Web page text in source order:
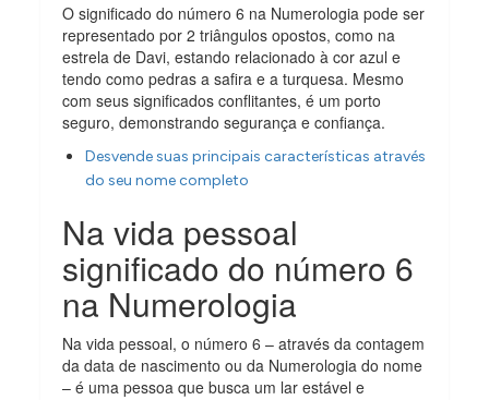
O significado do número 6 na Numerologia pode ser
representado por 2 triângulos opostos, como na
estrela de Davi, estando relacionado à cor azul e
tendo como pedras a safira e a turquesa. Mesmo
com seus significados conflitantes, é um porto
seguro, demonstrando segurança e confiança.
Desvende suas principais características através
do seu nome completo
Na vida pessoal
significado do número 6
na Numerologia
Na vida pessoal, o número 6 – através da contagem
da data de nascimento ou da Numerologia do nome
– é uma pessoa que busca um lar estável e